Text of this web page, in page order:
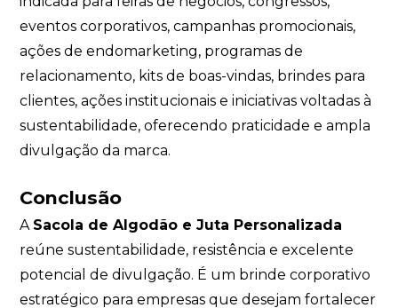
eventos corporativos, campanhas promocionais,
ações de endomarketing, programas de
relacionamento, kits de boas-vindas, brindes para
clientes, ações institucionais e iniciativas voltadas à
sustentabilidade, oferecendo praticidade e ampla
divulgação da marca.
Conclusão
A Sacola de Algodão e Juta Personalizada
reúne sustentabilidade, resistência e excelente
potencial de divulgação. É um brinde corporativo
estratégico para empresas que desejam fortalecer